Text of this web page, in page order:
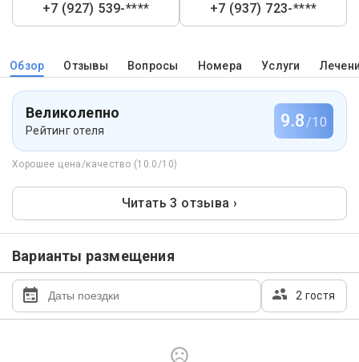
+7 (927) 539-**** +7 (937) 723-****
Обзор Отзывы Вопросы Номера Услуги
Великолепно
Рейтинг отеля 9.8/10
Хорошее цена/качество (10.0/10)
Читать 3 отзыва ›
Варианты размещения
2 гостя